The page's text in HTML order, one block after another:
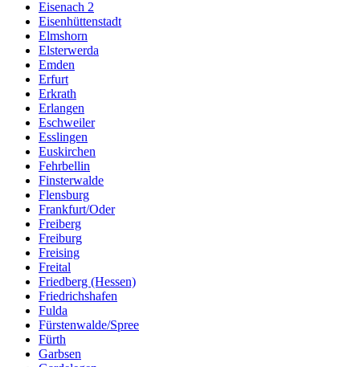
Eisenach 2
Eisenhüttenstadt
Elmshorn
Elsterwerda
Emden
Erfurt
Erkrath
Erlangen
Eschweiler
Esslingen
Euskirchen
Fehrbellin
Finsterwalde
Flensburg
Frankfurt/Oder
Freiberg
Freiburg
Freising
Freital
Friedberg (Hessen)
Friedrichshafen
Fulda
Fürstenwalde/Spree
Fürth
Garbsen